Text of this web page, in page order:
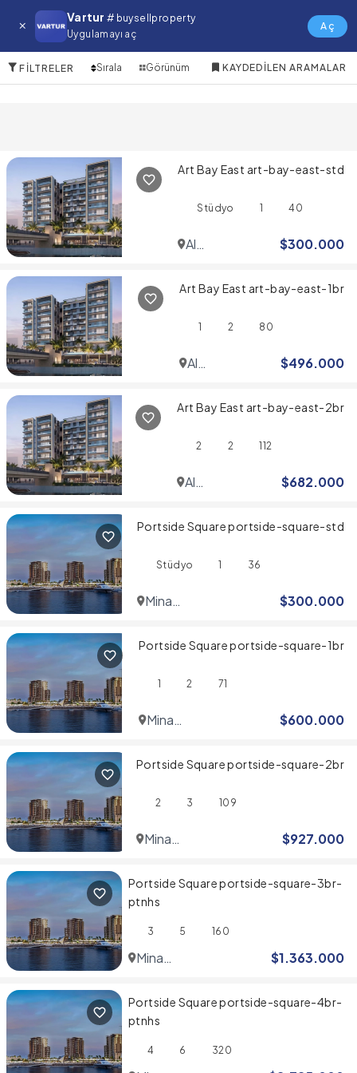
Vartur # buysellproperty
Uygulamayı aç
Aç
Wadi Al Safa 5 Satılık Emlak
FILTRELER Sırala Görünüm KAYDEDILEN ARAMALAR
Art Bay East art-bay-east-std
Stüdyo 1 40
Al
$300.000
Art Bay East art-bay-east-1br
1 2 80
Al
$496.000
Art Bay East art-bay-east-2br
2 2 112
Al
$682.000
Portside Square portside-square-std
Stüdyo 1 36
Mina
$300.000
Portside Square portside-square-1br
1 2 71
Mina
$600.000
Portside Square portside-square-2br
2 3 109
Mina
$927.000
Portside Square portside-square-3br-
ptnhs
3 5 160
Mina
$1.363.000
Portside Square portside-square-4br-
ptnhs
4 6 320